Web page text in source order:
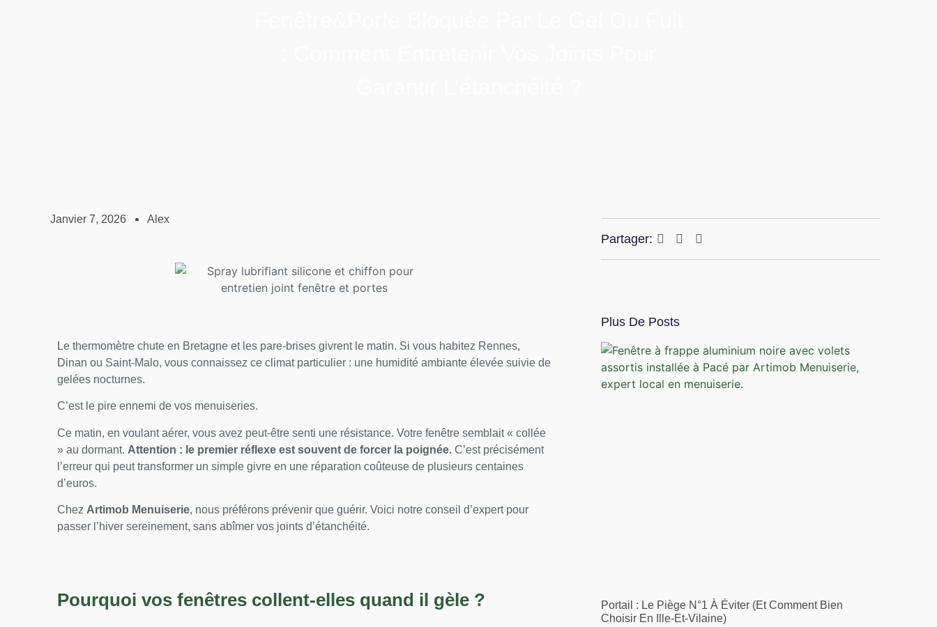
Janvier 7, 2026 Alex
Le thermomètre chute en Bretagne et les pare-brises givrent le matin. Si vous habitez Rennes,
Dinan ou Saint-Malo, vous connaissez ce climat particulier : une humidité ambiante élevée suivie de
gelées nocturnes.
C’est le pire ennemi de vos menuiseries.
Ce matin, en voulant aérer, vous avez peut-être senti une résistance. Votre fenêtre semblait « collée
» au dormant. Attention : le premier réflexe est souvent de forcer la poignée. C’est précisément
l’erreur qui peut transformer un simple givre en une réparation coûteuse de plusieurs centaines
d’euros.
Chez Artimob Menuiserie, nous préférons prévenir que guérir. Voici notre conseil d’expert pour
passer l’hiver sereinement, sans abîmer vos joints d’étanchéité.
Pourquoi vos fenêtres collent-elles quand il gèle ?
Partager:
Plus De Posts
Portail : Le Piège N°1 À Éviter (et Comment Bien
Choisir En Ille-Et-Vilaine)